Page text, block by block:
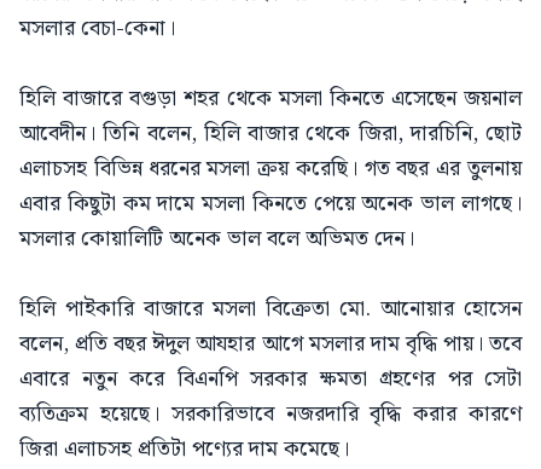
মসলার বেচা-কেনা।
হিলি বাজারে বগুড়া শহর থেকে মসলা কিনতে এসেছেন জয়নাল
আবেদীন। তিনি বলেন, হিলি বাজার থেকে জিরা, দারচিনি, ছোট
এলাচসহ বিভিন্ন ধরনের মসলা ক্রয় করেছি। গত বছর এর তুলনায়
এবার কিছুটা কম দামে মসলা কিনতে পেয়ে অনেক ভাল লাগছে।
মসলার কোয়ালিটি অনেক ভাল বলে অভিমত দেন।
হিলি পাইকারি বাজারে মসলা বিক্রেতা মো. আনোয়ার হোসেন
বলেন, প্রতি বছর ঈদুল আযহার আগে মসলার দাম বৃদ্ধি পায়। তবে
এবারে নতুন করে বিএনপি সরকার ক্ষমতা গ্রহণের পর সেটা
ব্যতিক্রম হয়েছে। সরকারিভাবে নজরদারি বৃদ্ধি করার কারণে
জিরা এলাচসহ প্রতিটা পণ্যের দাম কমেছে।